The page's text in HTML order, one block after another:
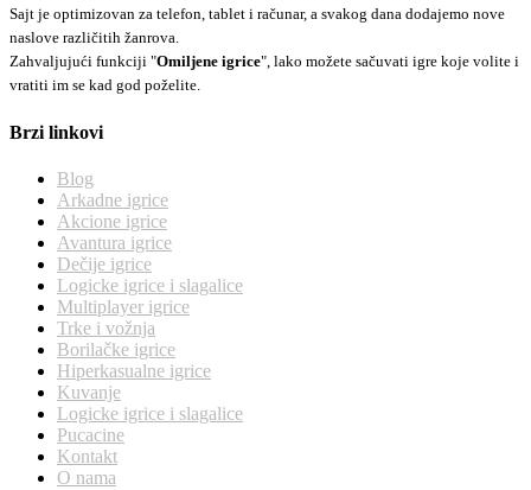
Sajt je optimizovan za telefon, tablet i računar, a svakog dana dodajemo nove
naslove različitih žanrova.
Zahvaljujući funkciji "Omiljene igrice", lako možete sačuvati igre koje volite i
vratiti im se kad god poželite.
Brzi linkovi
Blog
Arkadne igrice
Akcione igrice
Avantura igrice
Dečije igrice
Logicke igrice i slagalice
Multiplayer igrice
Trke i vožnja
Borilačke igrice
Hiperkasualne igrice
Kuvanje
Logicke igrice i slagalice
Pucacine
Kontakt
O nama